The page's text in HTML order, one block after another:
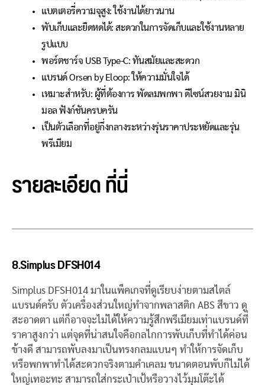
แบตเตอรี่ความจุสูง: ใช้งานได้ยาวนาน
พับเก็บและยืดหดได้: สะดวกในการจัดเก็บและใช้งานหลาย
รูปแบบ
พอร์ตชาร์จ USB Type-C: ทันสมัยและสะดวก
แบรนด์ Orsen by Eloop: ให้ความมั่นใจได้
เหมาะสำหรับ: ผู้ที่ต้องการ พัดลมพกพา ดีไซน์สวยงาม มินิ
มอล ฟังก์ชันครบครัน
เป็นตัวเลือกที่อยู่กึ่งกลางระหว่างรุ่นราคาประหยัดและรุ่น
พรีเมียม
รายละเอียดที่นี่
8.Simplus DFSH014
Simplus DFSH014 มาในแพ็คเกจที่ดูเรียบง่ายตามสไตล์
แบรนด์ครับ ตัวเครื่องส่วนใหญ่ทำจากพลาสติก ABS สีขาว ดู
สะอาดตา แต่ก็อาจจะไม่ได้ให้ความรู้สึกพรีเมียมเท่าแบรนด์ที่
ราคาสูงกว่า แต่จุดที่น่าสนใจคือกลไกการพับเก็บที่ทำได้ค่อน
ข้างดี สามารถพับลงมาเป็นทรงกลมแบนๆ ทำให้การจัดเก็บ
หรือพกพาทำได้สะดวกจริงตามคำเคลม ขนาดตอนพับก็ไม่ได้
ใหญ่เทอะทะ สามารถใส่กระเป๋าเป้หรือวางไว้มุมโต๊ะได้